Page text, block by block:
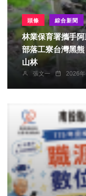
頭條 綜合新聞
林業保育署攜手阿里山鄒族
部落工寮台灣黑熊 體重123公斤成年公熊順利野放
山林
張文一 2026年